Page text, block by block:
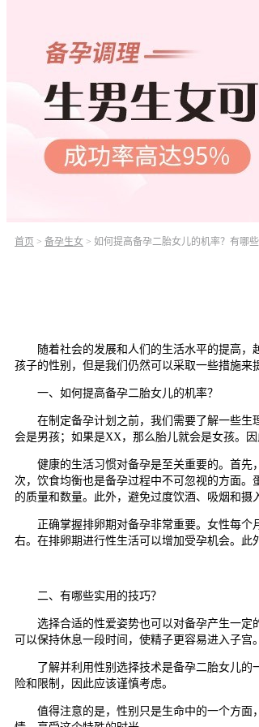
首页 > 备孕生女 > 如何提高备孕二胎女儿的机率？有哪些
随着社会的发展和人们的生活水平的提高，越
孩子的性别，但是我们仍然可以采取一些措施来
一、如何提高备孕二胎女儿的机率？
在制定备孕计划之前，我们需要了解一些生理
会是男孩；如果是XX，那么胎儿就会是女孩。
健康的生活习惯对备孕是至关重要的。首先，
次，饮食均衡也是备孕过程中不可忽视的方面
的质量和数量。此外，避免过度饮酒、吸烟和摄
正确掌握排卵期对备孕非常重要。女性每个月
右。在排卵期进行性生活可以增加受孕机会。此
二、有哪些实用的技巧？
选择合适的性爱姿势也可以对备孕产生一定的
可以保持休息一段时间，使精子更容易进入子宫。
了解并利用性别选择技术是备孕二胎女儿的一
险和限制，因此应该谨慎考虑。
值得注意的是，性别只是生命中的一个方面，